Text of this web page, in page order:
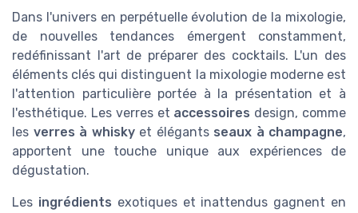
Dans l'univers en perpétuelle évolution de la mixologie,
de nouvelles tendances émergent constamment,
redéfinissant l'art de préparer des cocktails. L'un des
éléments clés qui distinguent la mixologie moderne est
l'attention particulière portée à la présentation et à
l'esthétique. Les verres et accessoires design, comme
les verres à whiskyet élégants seaux à champagne,
apportent une touche unique aux expériences de
dégustation.
Les ingrédients exotiques et inattendus gagnent en